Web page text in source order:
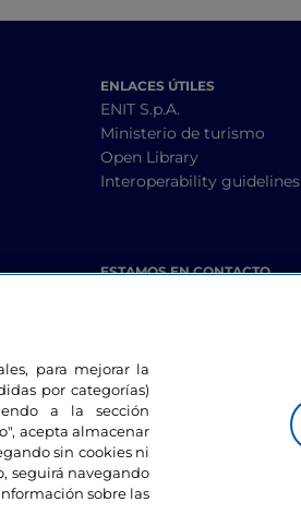
ENLACES ÚTILES
ENIT S.p.A.
Ministerio de turismo
Open Library
Interoperability guidelines
ESTAMOS EN CONTACTO
para mejorar la
por categorías)
a la sección
acepta almacenar
sin cookies ni
seguirá navegando
sobre las